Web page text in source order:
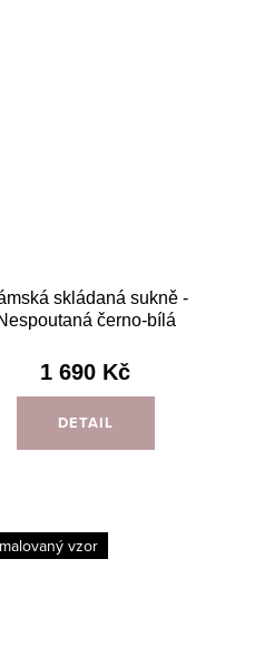
skládaná sukně -
černo-bílá
1 690 Kč
DETAIL
vzor